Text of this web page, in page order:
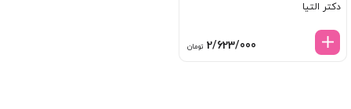
دکتر التیا
2/623/000 تومان